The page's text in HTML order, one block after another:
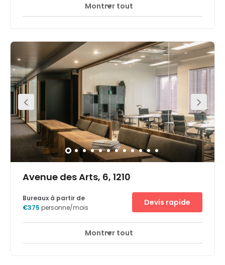
Montrer tout
Avenue des Arts, 6, 1210
Accès 24 heures sur 24 Espaces de détente
Bureaux à partir de
€375 personne/mois
Devis rapide
Montrer tout